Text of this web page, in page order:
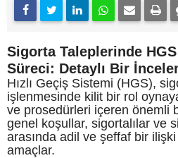
Sigorta Taleplerinde HGS
Süreci: Detaylı Bir
Hızlı Geçiş Sistemi (HGS),
işlenmesinde kilit bir rol
ve prosedürleri içeren önemli
genel koşullar, sigortalılar ve
arasında adil ve şeffaf bir ilişki
amaçlar.